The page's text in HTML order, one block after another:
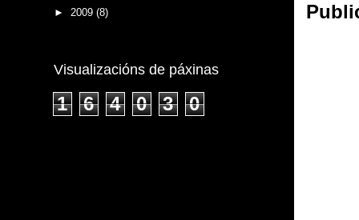
► 2009 (8)
Visualizacións de páxinas
1 6 4 0 3 0